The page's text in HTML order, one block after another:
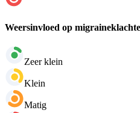
Weersinvloed op
Zeer klein
Klein
Matig